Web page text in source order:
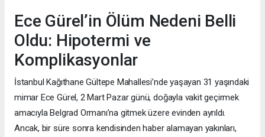
Ece Gürel’in Ölüm Nedeni Belli
Oldu: Hipotermi ve
Komplikasyonlar
İstanbul Kağıthane Gültepe Mahallesi’nde yaşayan 31 yaşındaki
mimar Ece Gürel, 2 Mart Pazar günü, doğayla vakit geçirmek
amacıyla Belgrad Ormanı’na gitmek üzere evinden ayrıldı.
Ancak, bir süre sonra kendisinden haber alamayan yakınları,